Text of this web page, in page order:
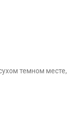
темном месте,